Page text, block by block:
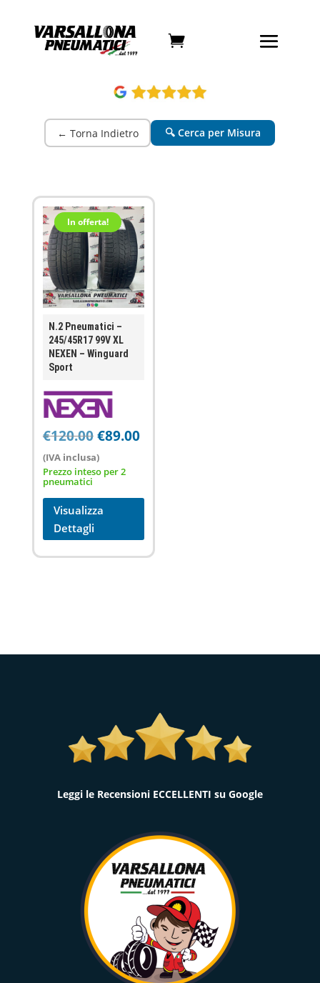
← Torna Indietro 🔍 Cerca per Misura
In offerta!
N.2 Pneumatici –
245/45R17 99V XL
NEXEN – Winguard
Sport
€120.00 Il
prezzo
originale
€120.00.
€89.00Il
(IVA inclusa)
Prezzo inteso per 2
pneumatici
Visualizza
Dettagli
Leggi le Recensioni ECCELLENTI su Google